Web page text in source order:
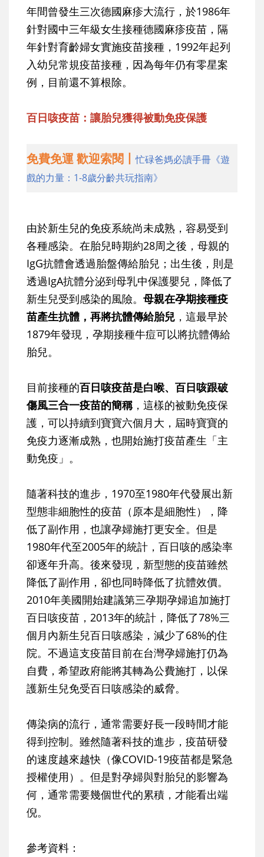
年間曾發生三次德國麻疹大流行，於1986年
針對國中三年級女生接種德國麻疹疫苗，隔
年針對育齡婦女實施疫苗接種，1992年起列
入幼兒常規疫苗接種，因為每年仍有零星案
例，目前還不算根除。
百日咳疫苗：讓胎兒獲得被動免疫保護
免費免運 歡迎索閱丨忙碌爸媽必讀手冊《遊
戲的力量：1-8歲分齡共玩指南》
由於新生兒的免疫系統尚未成熟，容易受到
各種感染。在胎兒時期約28周之後，母親的
IgG抗體會透過胎盤傳給胎兒；出生後，則是
透過IgA抗體分泌到母乳中保護嬰兒，降低了
新生兒受到感染的風險。 母親在孕期接種疫
苗產生抗體，再將抗體傳給胎兒 ，這最早於
1879年發現，孕期接種牛痘可以將抗體傳給
胎兒。
目前接種的百日咳疫苗是白喉、百日咳跟破
傷風三合一疫苗的簡稱，這樣的被動免疫保
護，可以持續到寶寶六個月大，屆時寶寶的
免疫力逐漸成熟，也開始施打疫苗產生「主
動免疫」。
隨著科技的進步，1970至1980年代發展出新
型態非細胞性的疫苗（原本是細胞性），降
低了副作用，也讓孕婦施打更安全。但是
1980年代至2005年的統計，百日咳的感染率
卻逐年升高。後來發現，新型態的疫苗雖然
降低了副作用，卻也同時降低了抗體效價。
2010年美國開始建議第三孕期孕婦追加施打
百日咳疫苗，2013年的統計，降低了78%三
個月內新生兒百日咳感染，減少了68%的住
院。不過這支疫苗目前在台灣孕婦施打仍為
自費，希望政府能將其轉為公費施打，以保
護新生兒免受百日咳感染的威脅。
傳染病的流行，通常需要好長一段時間才能
得到控制。雖然隨著科技的進步，疫苗研發
的速度越來越快（像COVID-19疫苗都是緊急
授權使用）。但是對孕婦與對胎兒的影響為
何，通常需要幾個世代的累積，才能看出端
倪。
參考資料：